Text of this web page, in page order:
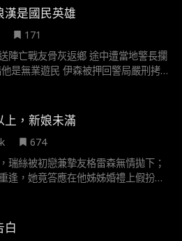
漢是國民英雄
171
陣亡戰友骨灰返鄉 途中遭當地警長攔
是無業遊民 伊森被押回警局嚴刑拷
的軍中下屬 現任聯邦調查局長現身
雄的真實身分 終於要正式曝光了嗎
上，新娘未滿
674
瑞絲被初戀兼摯友格雷森無情拋下；
逢，她竟答應在他姊姊婚禮上假扮他
白